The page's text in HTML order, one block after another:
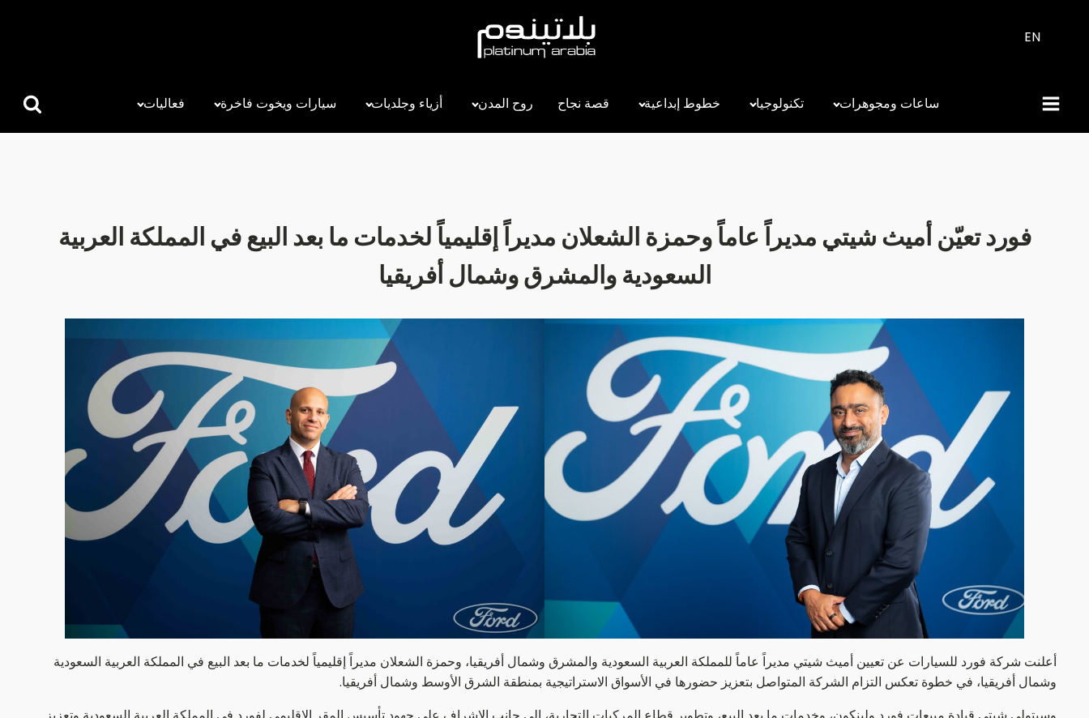
EN
ساعات ومجوهرات تكنولوجيا خطوط إبداعية قصة نجاح روح المدن أزياء وجلديات سيارات ويخوت فاخرة فعاليات
البحث
عن:
فورد تعيّن أميث شيتي مديراً عاماً وحمزة الشعلان مديراً إقليمياً لخدمات ما بعد البيع في المملكة العربية
السعودية والمشرق وشمال أفريقيا
أعلنت شركة فورد للسيارات عن تعيين أميث شيتي مديراً عاماً للمملكة العربية السعودية والمشرق وشمال أفريقيا، وحمزة الشعلان مديراً إقليمياً لخدمات ما بعد البيع في المملكة العربية السعودية
وشمال أفريقيا، في خطوة تعكس التزام الشركة المتواصل بتعزيز حضورها في الأسواق الاستراتيجية بمنطقة الشرق الأوسط وشمال أفريقيا.